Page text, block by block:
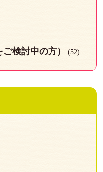
検討中の方） (52)